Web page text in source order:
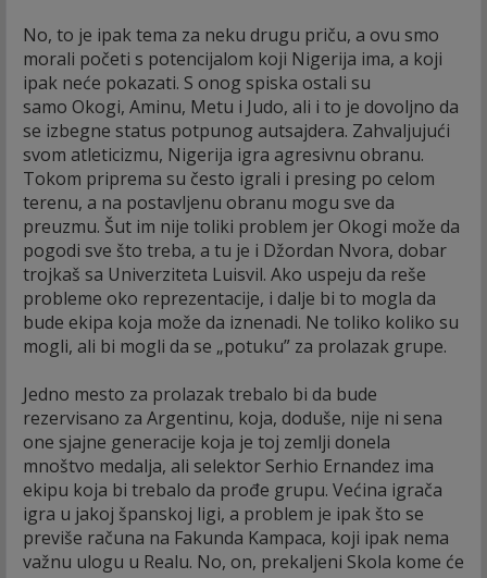
No, to je ipak tema za neku drugu priču, a ovu smo
morali početi s potencijalom koji Nigerija ima, a koji
ipak neće pokazati. S onog spiska ostali su
samo Okogi, Aminu, Metu i Judo, ali i to je dovoljno da
se izbegne status potpunog autsajdera. Zahvaljujući
svom atleticizmu, Nigerija igra agresivnu obranu.
Tokom priprema su često igrali i presing po celom
terenu, a na postavljenu obranu mogu sve da
preuzmu. Šut im nije toliki problem jer Okogi može da
pogodi sve što treba, a tu je i Džordan Nvora, dobar
trojkaš sa Univerziteta Luisvil. Ako uspeju da reše
probleme oko reprezentacije, i dalje bi to mogla da
bude ekipa koja može da iznenadi. Ne toliko koliko su
mogli, ali bi mogli da se „potuku” za prolazak grupe.
Jedno mesto za prolazak trebalo bi da bude
rezervisano za Argentinu, koja, doduše, nije ni sena
one sjajne generacije koja je toj zemlji donela
mnoštvo medalja, ali selektor Serhio Ernandez ima
ekipu koja bi trebalo da prođe grupu. Većina igrača
igra u jakoj španskoj ligi, a problem je ipak što se
previše računa na Fakunda Kampaca, koji ipak nema
važnu ulogu u Realu. No, on, prekaljeni Skola kome će